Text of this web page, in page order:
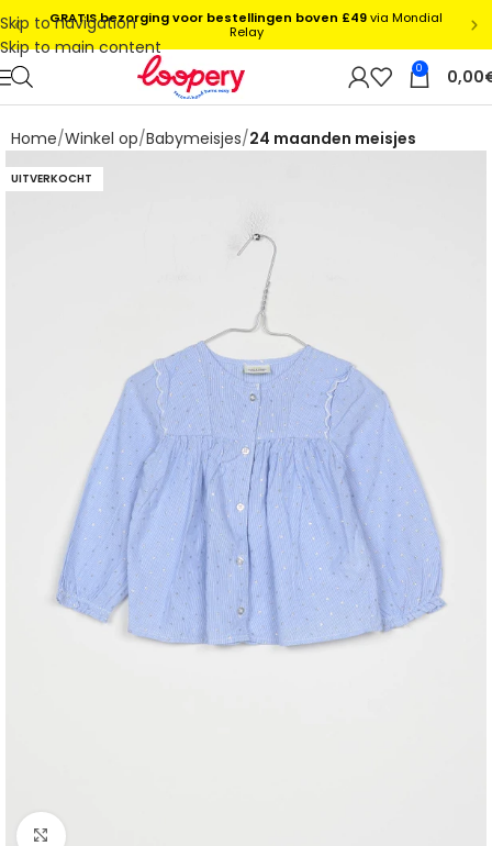
Skip to navigation
Skip to main content
0 0,00
Home Winkel op Babymeisjes 24 maanden meisjes
UITVERKOCHT
Klik om te vergroten